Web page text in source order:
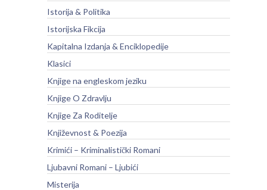
Istorija & Politika
Istorijska Fikcija
Kapitalna Izdanja & Enciklopedije
Klasici
Knjige na engleskom jeziku
Knjige O Zdravlju
Knjige Za Roditelje
Književnost & Poezija
Krimići – Kriminalistički Romani
Ljubavni Romani – Ljubići
Misterija